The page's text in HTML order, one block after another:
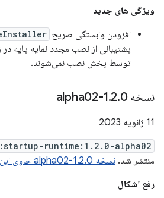
ویژگی های جدید
افزودن وابستگی صریح
پشتیبانی از نصب مجدد نمایه پایه در
توسط پخش نصب نمی‌شوند.
نسخه 1 .2.0-alpha02
11 ژانویه 2023
runtime:1.2.0-alpha02
منتشر شد. نسخه 1.2.0-alpha02 حاوی این commit ها است.
رفع اشکال